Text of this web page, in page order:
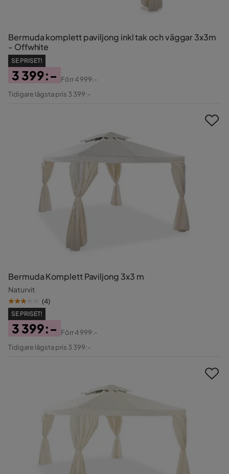
Bermuda komplett paviljong inkl tak och väggar 3x3m
- Offwhite
SE PRISET!
Pris
3 399:-
Original
Förr4 999:-
Tidigare lägsta pris 3 399:-
Bermuda Komplett Paviljong 3x3 m
Naturvit
(4)
SE PRISET!
Pris
3 399:-
Original
Förr4 999:-
Tidigare lägsta pris 3 399:-